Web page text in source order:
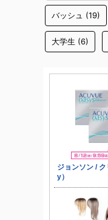
バッシュ (19)
大学生 (6)